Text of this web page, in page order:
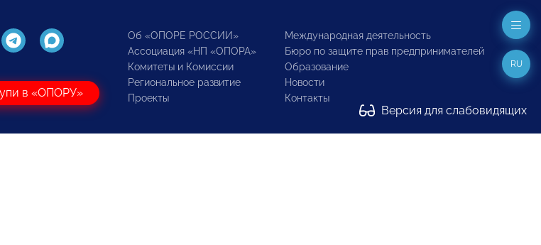
в «ОПОРУ»
Об «ОПОРЕ РОССИИ»
Ассоциация «НП «ОПОРА»
Комитеты и Комиссии
Региональное развитие
Проекты
Международная деятельность
Бюро по защите прав предпринимателей
Образование
Новости
Контакты
Версия для слабовидящих
RU